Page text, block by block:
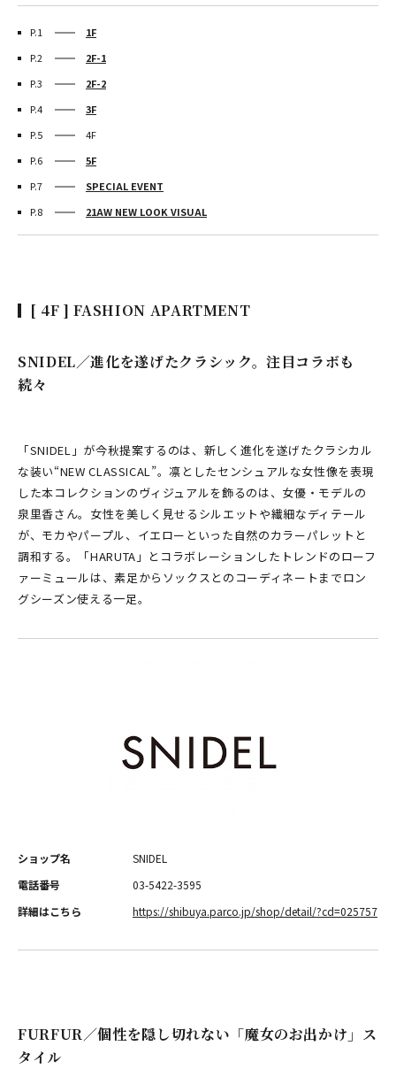
P.1
1F
P.2
2F-1
P.3
2F-2
P.4
3F
P.5
4F
P.6
5F
P.7
SPECIAL EVENT
P.8
21AW NEW LOOK VISUAL
[ 4F ] FASHION APARTMENT
SNIDEL／進化を遂げたクラシック。注目コラボも
続々
「SNIDEL」が今秋提案するのは、新しく進化を遂げたクラシカル
な装い“NEW CLASSICAL”。凛としたセンシュアルな⼥性像を表現
した本コレクションのヴィジュアルを飾るのは、女優・モデルの
泉⾥⾹さん。女性を美しく見せるシルエットや繊細なディテール
が、モカやパープル、イエローといった自然のカラーパレットと
調和する。「HARUTA」とコラボレーションしたトレンドのローフ
ァーミュールは、素足からソックスとのコーディネートまでロン
グシーズン使える一足。
ショップ名
SNIDEL
電話番号
03-5422-3595
詳細はこちら
https://shibuya.parco.jp/shop/detail/?cd=025757
FURFUR／個性を隠し切れない「魔女のお出かけ」ス
タイル